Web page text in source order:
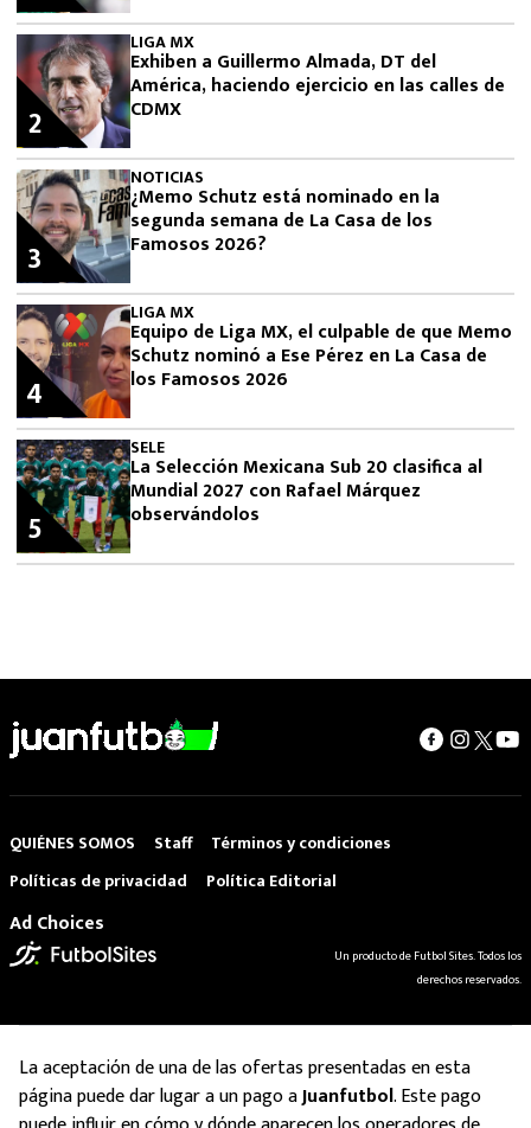
LIGA MX
Exhiben a Guillermo Almada, DT del
América, haciendo ejercicio en las calles de
CDMX
2
NOTICIAS
¿Memo Schutz está nominado en la
segunda semana de La Casa de los
Famosos 2026?
3
LIGA MX
Equipo de Liga MX, el culpable de que Memo
Schutz nominó a Ese Pérez en La Casa de
los Famosos 2026
4
SELE
La Selección Mexicana Sub 20 clasifica al
Mundial 2027 con Rafael Márquez
observándolos
5
QUIÉNES SOMOS Staff
Términos y condiciones
Políticas de privacidad
Política Editorial
Ad Choices
Un producto de Futbol Sites. Todos los
derechos reservados.
La aceptación de una de las ofertas presentadas en esta
página puede dar lugar a un pago aJuanfutbol. Este pago